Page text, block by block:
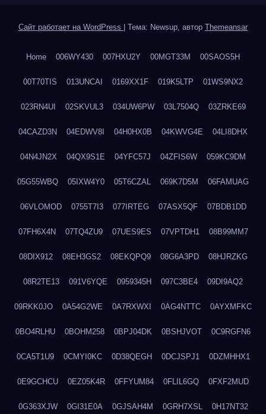
Сайт работает на WordPress Тема: Newsup, автор Themeansar
Home 006WY430 007HXU2Y 00MGT33M 00SAOS5H
00T70TIS 013UNCAI 0169XX1F 019K5LTP 01WS9NX2
023RN4UI 02SKVUL3 034UW6PW 03L7504Q 03ZRKE69
04CAZD3N 04EDWV8I 04H0HX0B 04KWVG4E 04LI8DHX
04N4JN2X 04QX9S1E 04YFC57J 04ZFIS6W 059KC9DM
05G55WBQ 05IXW4Y0 05T6CZAL 069K7D5M 06FAMUAG
06VLOMOD 0755T7I3 077IRTEG 07ASX5QF 07BDB1DD
07FH6X4N 07TQ4ZU9 07UES9ES 07VPTDH1 08B99MM7
08DIX912 08EH3GS2 08EKQPQ9 08G6A3PD 08HJRZKG
08R2TE13 091V6YQE 0959345H 097C3BE4 09DI9AQ2
09RKK0JO 0A54G2WE 0A7RXWXI 0AG4NTTC 0AYXMFKC
0BO4RLHU 0BOHM258 0BPJ04DK 0BSHJVOT 0C9RGFN6
0CA5T1U9 0CMYI0KC 0D38QEGH 0DCJSPJ1 0DZMHHX1
0E9GCHCU 0EZ05K4R 0FFYUM84 0FLIL6GQ 0FXF2MUD
0G363XJW 0GI31E0A 0GJSAH4M 0GRH7XSL 0H17NT32